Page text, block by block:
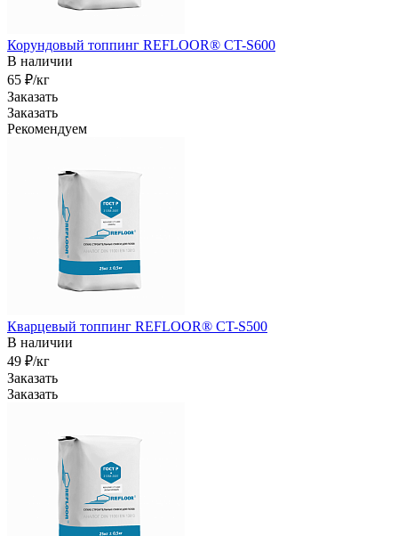
Корундовый топпинг REFLOOR® CT-S600
В наличии
65 ₽/кг
Заказать
Заказать
Рекомендуем
Кварцевый топпинг REFLOOR® CT-S500
В наличии
49 ₽/кг
Заказать
Заказать